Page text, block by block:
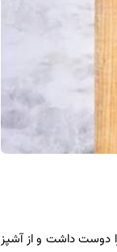
دوست داشت و از آشپز